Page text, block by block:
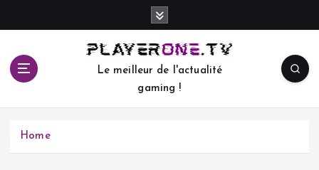
c
Le meilleur de l'actualité
gaming !
Home